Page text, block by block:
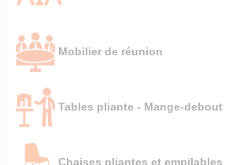
Mobilier de réunion
Tables pliante - Mange-debout
Chaises pliantes et empilables